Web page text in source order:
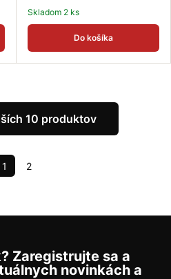
Skladom 2 ks
Do košíka
10 produktov
1 2
Zaregistrujte sa a
novinkách a